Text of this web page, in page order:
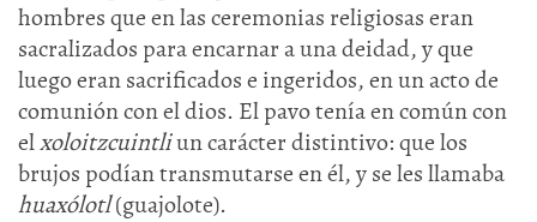
hombres que en las ceremonias religiosas eran
sacralizados para encarnar a una deidad, y que
luego eran sacrificados e ingeridos, en un acto de
comunión con el dios. El pavo tenía en común con
elxoloitzcuintliun carácter distintivo: que los
brujos podían transmutarse en él, y se les llamaba
huaxólotl(guajolote).